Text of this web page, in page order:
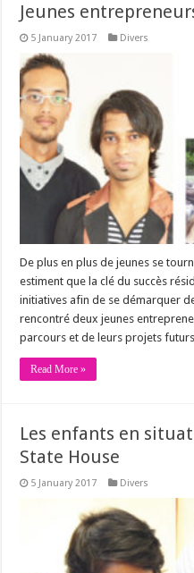
Jeunes
5 January 2017 Divers
De plus en plus de jeunes se
estiment que la clé du succès
initiatives afin de se démarquer
rencontré deux jeunes
parcours et de leurs projets
Read More »
Les enfants en
State House
5 January 2017 Divers